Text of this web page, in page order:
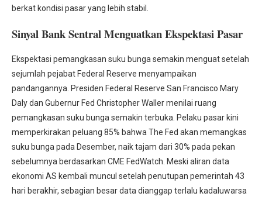
berkat kondisi pasar yang lebih stabil.
Sinyal Bank Sentral Menguatkan Ekspektasi Pasar
Ekspektasi pemangkasan suku bunga semakin menguat setelah
sejumlah pejabat Federal Reserve menyampaikan
pandangannya. Presiden Federal Reserve San Francisco Mary
Daly dan Gubernur Fed Christopher Waller menilai ruang
pemangkasan suku bunga semakin terbuka. Pelaku pasar kini
memperkirakan peluang 85% bahwa The Fed akan memangkas
suku bunga pada Desember, naik tajam dari 30% pada pekan
sebelumnya berdasarkan CME FedWatch. Meski aliran data
ekonomi AS kembali muncul setelah penutupan pemerintah 43
hari berakhir, sebagian besar data dianggap terlalu kadaluwarsa